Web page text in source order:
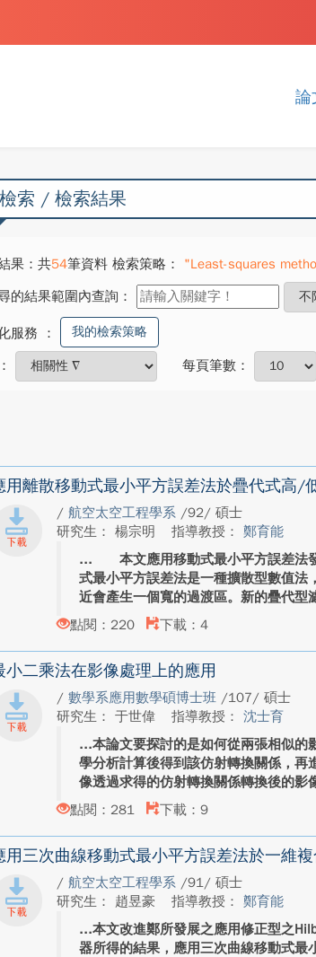
論
索 / 檢索結果
果：共54筆資料 檢索策略：
"Least-squares
的結果範圍內查詢：
服務 ： 我的檢索策略
每頁筆數：
用離散移動式最小平方誤差法於疊代式高/
/航空太空工程學系 /92/ 碩士
研究生： 楊宗明
指導教授：鄭育能
本文應用移動式最小平方誤差法
式最小平方誤差法是一種擴散型數值
近會產生一個寬的過渡區。新的疊代型
點閱：220
下載：4
小二乘法在影像處理上的應用
/數學系應用數學碩博士班 /107/ 碩士
研究生： 于世偉
指導教授：沈士育
本論文要探討的是如何從兩張相似的
學分析計算後得到該仿射轉換關係，
像透過求得的仿射轉換關係轉換後的影
點閱：281
下載：9
用三次曲線移動式最小平方誤差法於一維
/航空太空工程學系 /91/ 碩士
研究生： 趙昱豪
指導教授：鄭育能
本文改進鄭所發展之應用修正型之
器所得的結果，應用三次曲線移動式